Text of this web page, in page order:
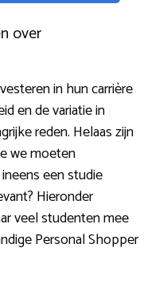
over
in hun carrière
en de variatie in
reden. Helaas zijn
we moeten
een studie
Hieronder
veel studenten mee
Personal Shopper